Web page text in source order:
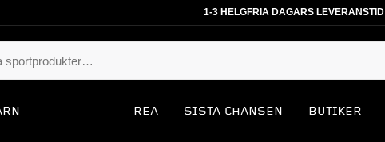
1-3 HELGFRIA DAGARS LEVERANSTID
REA SISTA CHANSEN BUTIKER